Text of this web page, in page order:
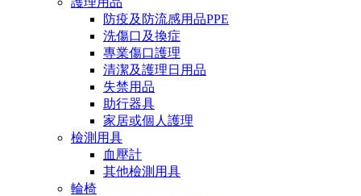
防疫及防流感用品PPE
洗傷口及換症
專業傷口護理
清潔及護理日用品
失禁用品
助行器具
家居或個人護理
檢測用具
血壓計
其他檢測用具
輪椅